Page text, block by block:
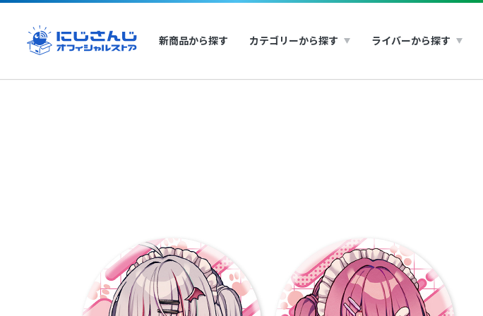
新商品から探す カテゴリーから探す ライバーから探す